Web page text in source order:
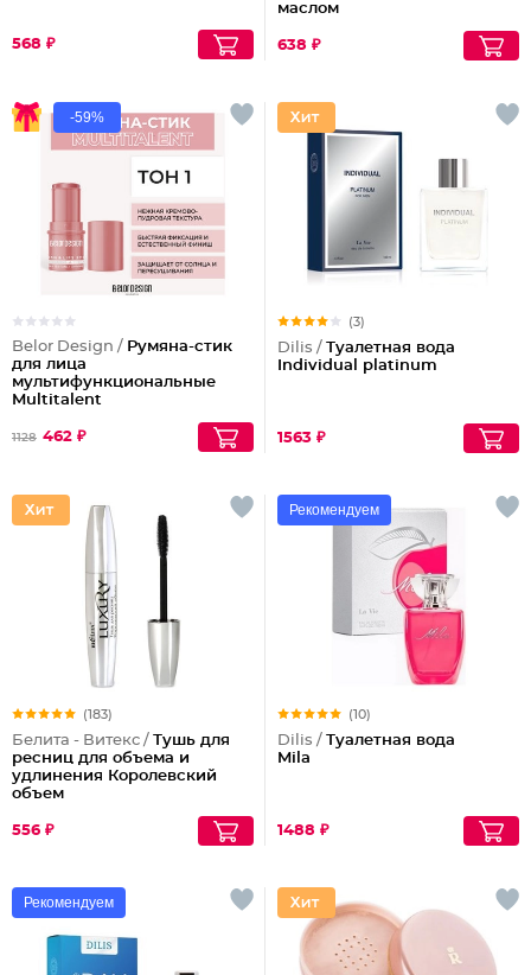
568 ₽
маслом
638 ₽
-59%
Belor Design / Румяна-стик
для лица
мультифункциональные
Multitalent
1128 462 ₽
(3)
Dilis / Туалетная вода
Individual platinum
1563 ₽
(183)
Белита - Витекс / Тушь для
ресниц для объема и
удлинения Королевский
объем
556 ₽
Рекомендуем
(10)
Dilis / Туалетная вода
Mila
1488 ₽
Рекомендуем